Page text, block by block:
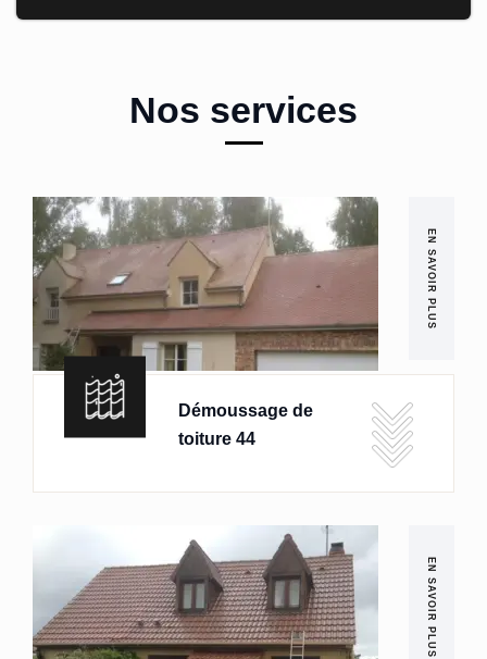
Nos services
EN SAVOIR PLUS
Démoussage de
toiture 44
EN SAVOIR PLUS